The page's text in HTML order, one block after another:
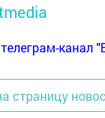
телеграм-канал
страницу